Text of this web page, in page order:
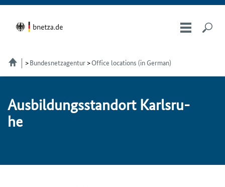
Bundesnetzagentur Office locations (in German)
Aus­bil­dungs­stand­ort Karls­ru­
he